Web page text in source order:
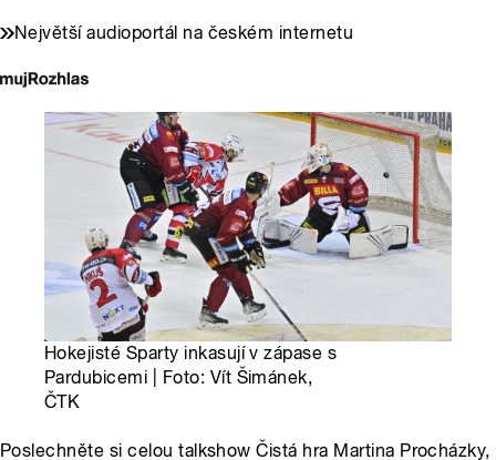
Největší audioportál na českém internetu
Hokejisté Sparty inkasují v zápase s
Pardubicemi | Foto: Vít Šimánek,
ČTK
Poslechněte si celou talkshow Čistá hra Martina Procházky,